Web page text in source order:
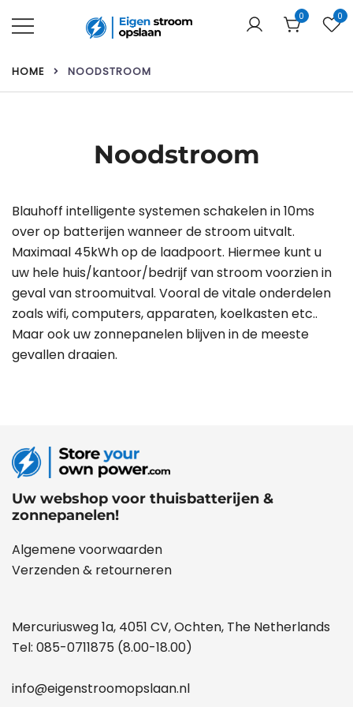
naar
inhoud
0 0
HOME NOODSTROOM
Noodstroom
Blauhoff intelligente systemen schakelen in 10ms
over op batterijen wanneer de stroom uitvalt.
Maximaal 45kWh op de laadpoort. Hiermee kunt u
uw hele huis/kantoor/bedrijf van stroom voorzien in
geval van stroomuitval. Vooral de vitale onderdelen
zoals wifi, computers, apparaten, koelkasten etc..
Maar ook uw zonnepanelen blijven in de meeste
gevallen draaien.
Uw webshop voor thuisbatterijen &
zonnepanelen!
Algemene voorwaarden
Verzenden & retourneren
Mercuriusweg 1a, 4051 CV, Ochten, The Netherlands
Tel: 085-0711875 (8.00-18.00)
info@eigenstroomopslaan.nl